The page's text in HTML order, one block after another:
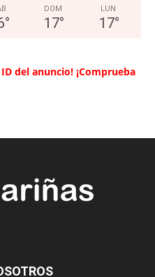
°
DOM
17°
LUN
17°
del anuncio! ¡Comprueba